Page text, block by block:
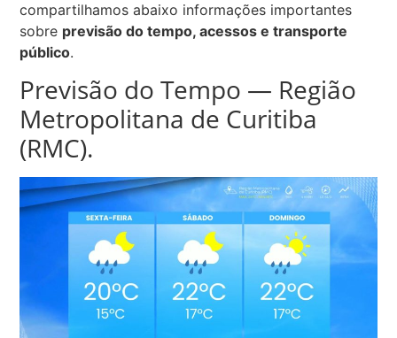
compartilhamos abaixo informações importantes
sobre previsão do tempo, acessos e transporte
público.
Previsão do Tempo — Região
Metropolitana de Curitiba
(RMC).